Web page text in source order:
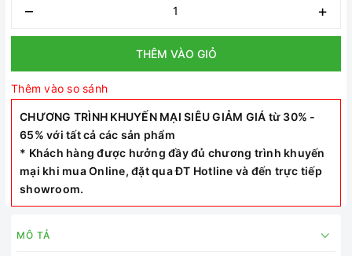
– +
THÊM VÀO GIỎ
Thêm vào so sánh
CHƯƠNG TRÌNH KHUYẾN MẠI SIÊU GIẢM GIÁ từ 30% -
65% với tất cả các sản phẩm
* Khách hàng được hưởng đầy đủ chương trình khuyến
mại khi mua Online, đặt qua ĐT Hotline và đến trực tiếp
showroom.
MÔ TẢ